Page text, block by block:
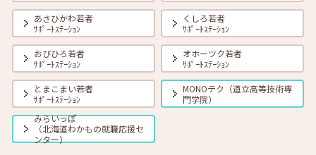
あさひかわ若者
ｻﾎﾟｰﾄｽﾃｰｼｮﾝ
くしろ若者
ｻﾎﾟｰﾄｽﾃｰｼｮﾝ
おびひろ若者
ｻﾎﾟｰﾄｽﾃｰｼｮﾝ
オホーツク若者
ｻﾎﾟｰﾄｽﾃｰｼｮﾝ
とまこまい若者
ｻﾎﾟｰﾄｽﾃｰｼｮﾝ
MONOテク（道立高等技術専
門学院）
みらいっぽ
（北海道わかもの就職応援セ
ンター）